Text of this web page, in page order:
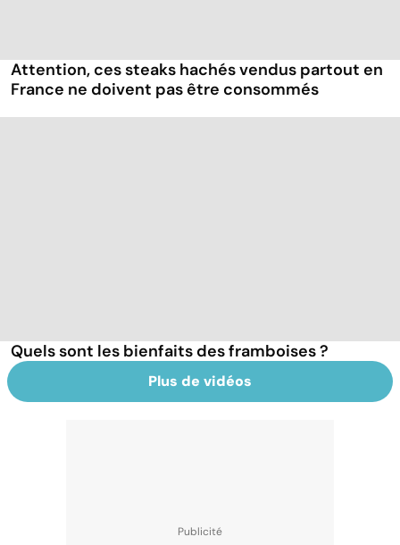
Attention, ces steaks hachés vendus partout en
France ne doivent pas être consommés
Quels sont les bienfaits des framboises ?
Plus de vidéos